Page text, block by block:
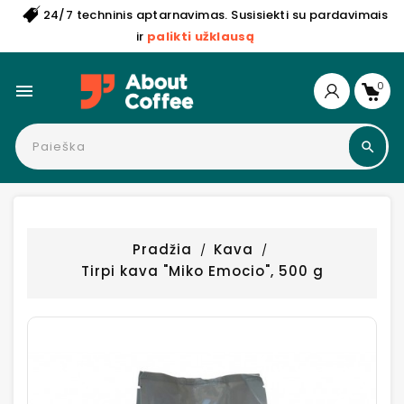
24/7 techninis aptarnavimas. Susisiekti su pardavimais
ir palikti užklausą
 0
Pradžia
Kava
Tirpi kava "Miko Emocio", 500 g